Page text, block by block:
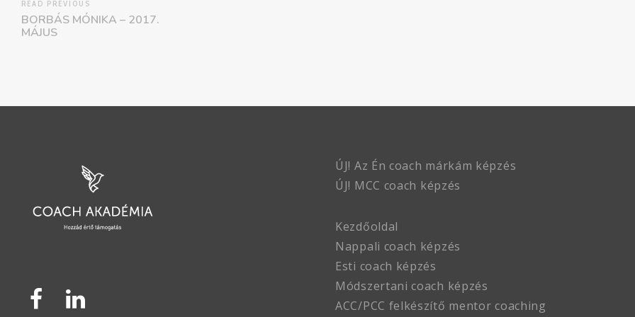
READ PREVIOUS
BORBÁS MÓNIKA – 2017.
MÁJUS
ÚJ! Az Én coach márkám képzés
ÚJ! MCC coach képzés
Kezdőoldal
Nappali coach képzés
Esti coach képzés
Módszertani coach képzés
ACC/PCC felkészítő mentor coaching